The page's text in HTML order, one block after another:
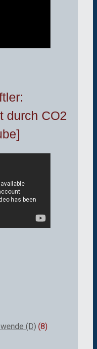
durch CO2
(D) (8)